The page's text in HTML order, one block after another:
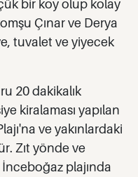
bir koy olup kolay
Çınar ve Derya
tuvalet ve yiyecek
20 dakikalık
kiralaması yapılan
ve yakınlardaki
Zıt yönde ve
plajında